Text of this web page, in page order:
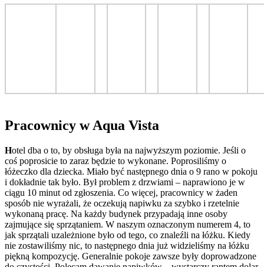
Pracownicy w Aqua Vista
Hotel dba o to, by obsługa była na najwyższym poziomie. Jeśli o
coś poprosicie to zaraz będzie to wykonane. Poprosiliśmy o
łóżeczko dla dziecka. Miało być następnego dnia o 9 rano w pokoju
i dokładnie tak było. Był problem z drzwiami – naprawiono je w
ciągu 10 minut od zgłoszenia. Co więcej, pracownicy w żaden
sposób nie wyrażali, że oczekują napiwku za szybko i rzetelnie
wykonaną pracę. Na każdy budynek przypadają inne osoby
zajmujące się sprzątaniem. W naszym oznaczonym numerem 4, to
jak sprzątali uzależnione było od tego, co znaleźli na łóżku. Kiedy
nie zostawiliśmy nic, to następnego dnia już widzieliśmy na łóżku
piękną kompozycję. Generalnie pokoje zawsze były doprowadzone